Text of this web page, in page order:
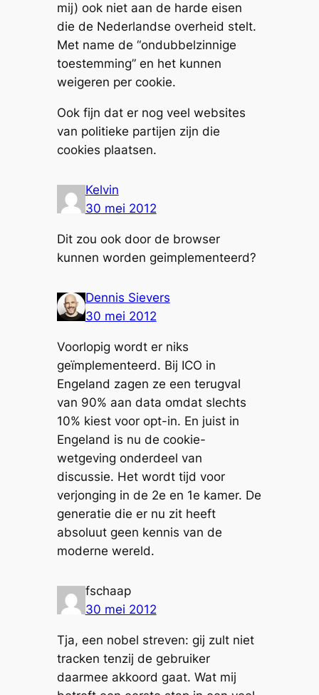
mij) ook niet aan de harde eisen
die de Nederlandse overheid stelt.
Met name de “ondubbelzinnige
toestemming” en het kunnen
weigeren per cookie.
Ook fijn dat er nog veel websites
van politieke partijen zijn die
cookies plaatsen.
Kelvin
30 mei 2012
Dit zou ook door de browser
kunnen worden geimplementeerd?
Dennis Sievers
30 mei 2012
Voorlopig wordt er niks
geïmplementeerd. Bij ICO in
Engeland zagen ze een terugval
van 90% aan data omdat slechts
10% kiest voor opt-in. En juist in
Engeland is nu de cookie-
wetgeving onderdeel van
discussie. Het wordt tijd voor
verjonging in de 2e en 1e kamer. De
generatie die er nu zit heeft
absoluut geen kennis van de
moderne wereld.
fschaap
30 mei 2012
Tja, een nobel streven: gij zult niet
tracken tenzij de gebruiker
daarmee akkoord gaat. Wat mij